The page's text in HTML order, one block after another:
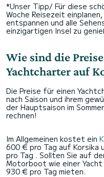
*Unser Tipp/ Für diese
Woche Reisezeit
entspannen und alle
einzigartigen Insel zu
Wie sind die
Yachtcharter auf
Die Preise für einen
nach Saison und ihrem
der Hauptsaison im
rechnen!
Im Allgemeinen kostet ein
600 € pro Tag auf Korsika
pro Tag . Sollten Sie auf
Motorboot wie einer Yacht
930 € pro Tag mieten.